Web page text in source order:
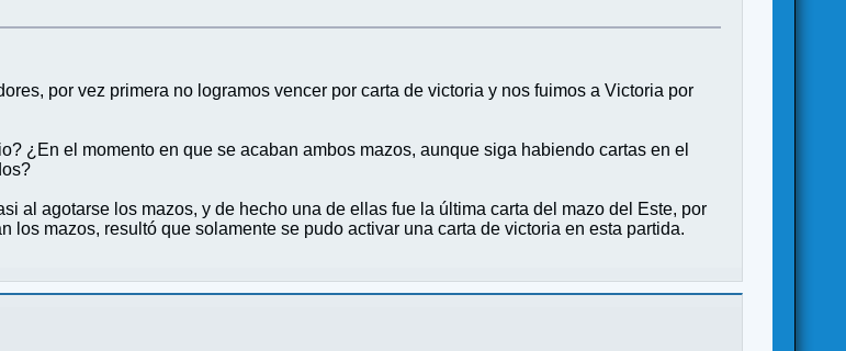
por vez primera no logramos vencer por carta de victoria y nos fuimos a Victoria por
¿En el momento en que se acaban ambos mazos, aunque siga habiendo cartas en el
al agotarse los mazos, y de hecho una de ellas fue la última carta del mazo del Este, por
los mazos, resultó que solamente se pudo activar una carta de victoria en esta partida.